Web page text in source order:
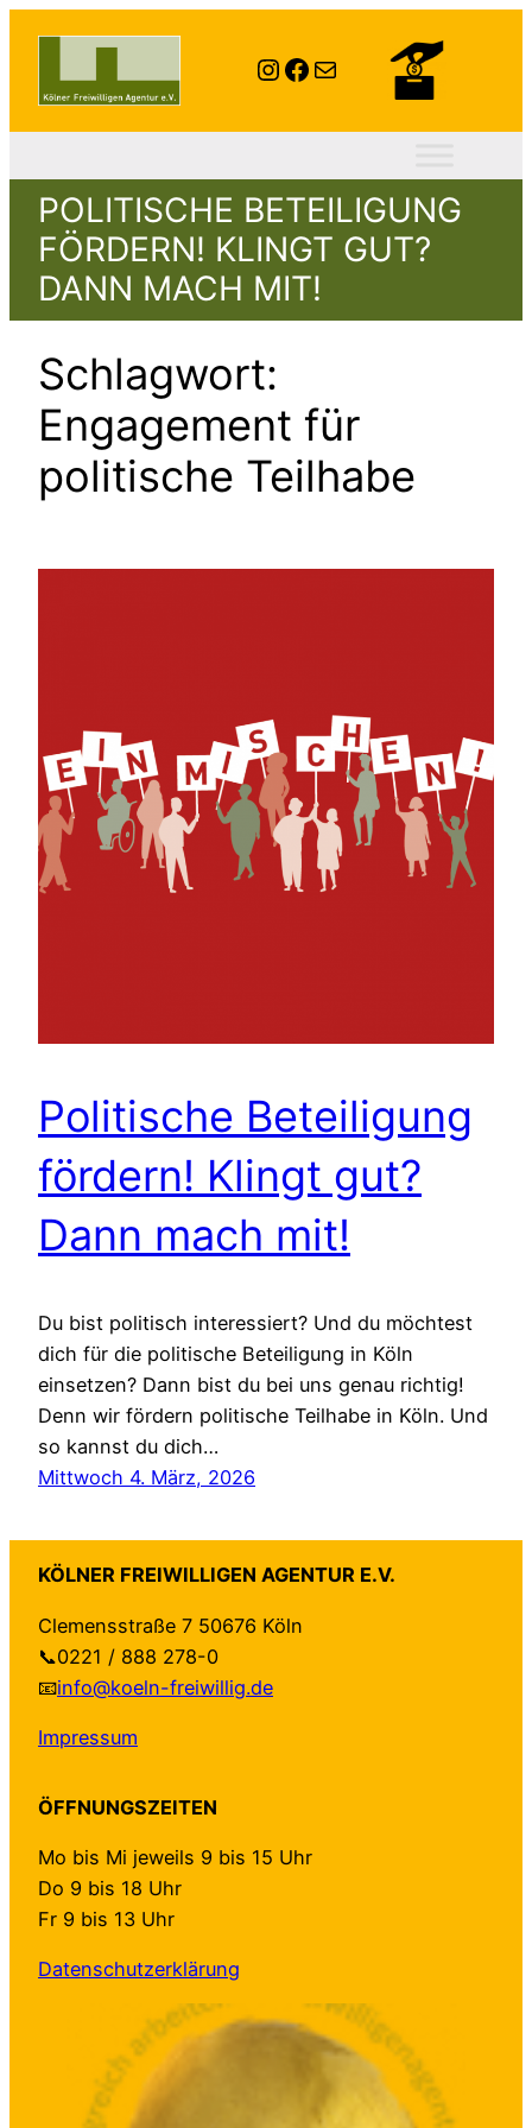
springen
Instagram
Facebook
E-Mail
POLITISCHE BETEILIGUNG
FÖRDERN! KLINGT GUT?
DANN MACH MIT!
Schlagwort:
Engagement für
politische Teilhabe
Politische Beteiligung
fördern! Klingt gut?
Dann mach mit!
Du bist politisch interessiert? Und du möchtest
dich für die politische Beteiligung in Köln
einsetzen? Dann bist du bei uns genau richtig!
Denn wir fördern politische Teilhabe in Köln. Und
so kannst du dich…
Mittwoch 4. März, 2026
KÖLNER FREIWILLIGEN AGENTUR E.V.
Clemensstraße 7 50676 Köln
📞0221 / 888 278-0
📧info@koeln-freiwillig.de
Impressum
ÖFFNUNGSZEITEN
Mo bis Mi jeweils 9 bis 15 Uhr
Do 9 bis 18 Uhr
Fr 9 bis 13 Uhr
Datenschutzerklärung